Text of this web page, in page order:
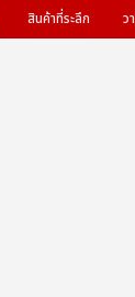
สินค้าที่ระลึก ว